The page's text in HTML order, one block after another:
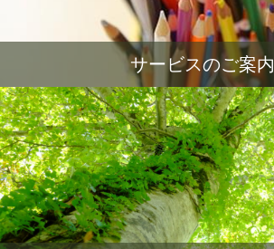
サービスのご案内